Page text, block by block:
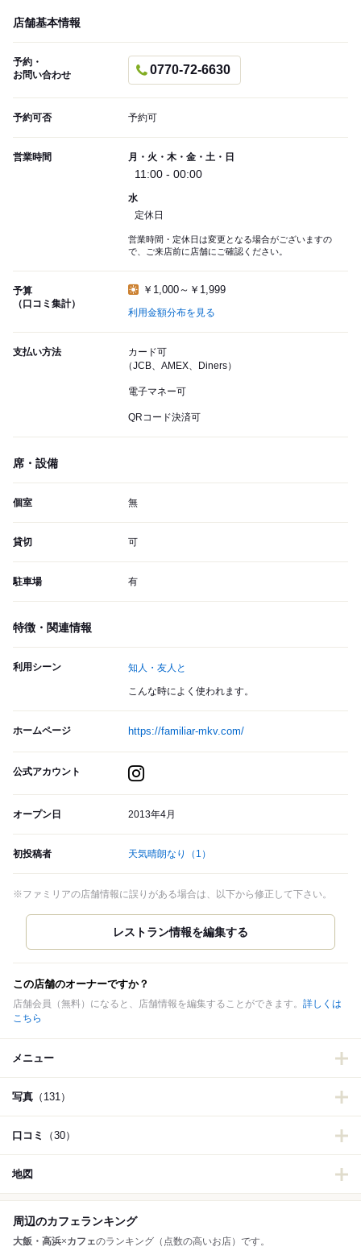
店舗基本情報
予約・
お問い合わせ
0770-72-6630
予約可否 予約可
営業時間 月・火・木・金・土・日
11:00 - 00:00
水
定休日
営業時間・定休日は変更となる場合がございますの
で、ご来店前に店舗にご確認ください。
予算
（口コミ集計）
￥1,000～￥1,999
利用金額分布を見る
支払い方法
カード可
（JCB、AMEX、Diners）
電子マネー可
QRコード決済可
席・設備
個室 無
貸切 可
駐車場 有
特徴・関連情報
利用シーン 知人・友人と
こんな時によく使われます。
ホームページ https://familiar-mkv.com/
公式アカウント
オープン日 2013年4月
初投稿者 天気晴朗なり （1）
※ファミリアの店舗情報に誤りがある場合は、以下から修正して下さい。
この店舗のオーナーですか？
店舗会員（無料）になると、店舗情報を編集することができます。 詳しくは
こちら
メニュー
写真 （131）
口コミ （30）
地図
周辺のカフェランキング
大飯・高浜×カフェのランキング（点数の高いお店）です。